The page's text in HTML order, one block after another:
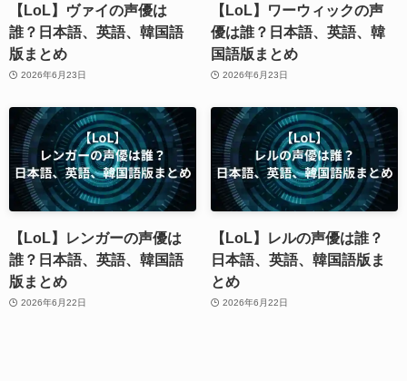
【LoL】ヴァイの声優は
誰？日本語、英語、韓国語
版まとめ
2026年6月23日
【LoL】ワーウィックの声
優は誰？日本語、英語、韓
国語版まとめ
2026年6月23日
【LoL】レンガーの声優は
誰？日本語、英語、韓国語
版まとめ
2026年6月22日
【LoL】レルの声優は誰？
日本語、英語、韓国語版ま
とめ
2026年6月22日